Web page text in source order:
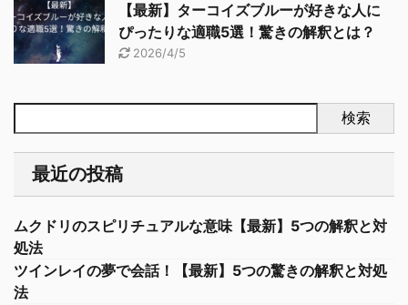
【最新】ターコイズブルーが好きな人に
ぴったりな適職5選！驚きの解釈とは？
2026/4/5
検索
最近の投稿
ムクドリのスピリチュアルな意味【最新】5つの解釈と対
処法
ツインレイの夢で会話！【最新】5つの驚きの解釈と対処
法